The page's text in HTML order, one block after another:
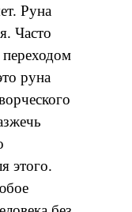
Руна
Часто
руна
этого.